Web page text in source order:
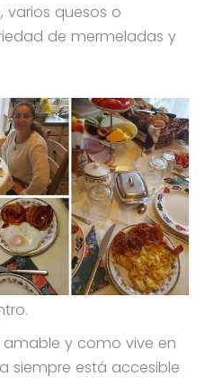
varios quesos o
de mermeladas y
y como vive en
siempre está accesible